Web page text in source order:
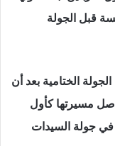
قبل الجولة
الختامية بعد أن
مسيرتها كأول
جولة السيدات